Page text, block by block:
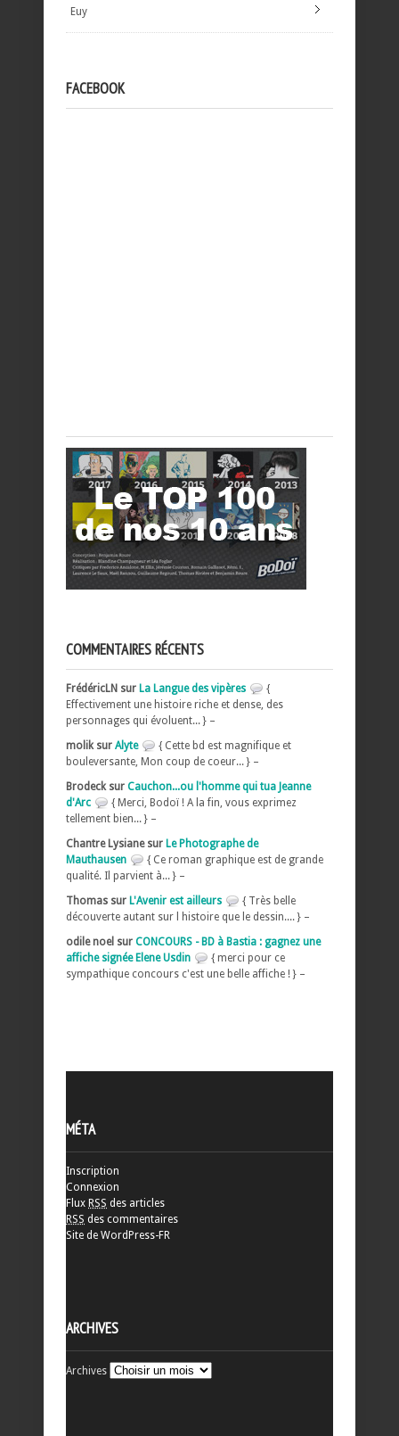
Euy
FACEBOOK
COMMENTAIRES RÉCENTS
FrédéricLN sur La Langue des vipères
{
Effectivement une histoire riche et dense, des
personnages qui évoluent... } –
molik sur Alyte
{ Cette bd est magnifique et
bouleversante, Mon coup de coeur... } –
Brodeck sur Cauchon...ou l'homme qui tua Jeanne
d'Arc
{ Merci, Bodoï ! A la fin, vous exprimez
tellement bien... } –
Chantre Lysiane sur Le Photographe de
Mauthausen
{ Ce roman graphique est de grande
qualité. Il parvient à... } –
Thomas sur L'Avenir est ailleurs
{ Très belle
découverte autant sur l histoire que le dessin.... } –
odile noel sur CONCOURS - BD à Bastia : gagnez une
affiche signée Elene Usdin
{ merci pour ce
sympathique concours c'est une belle affiche ! } –
MÉTA
Inscription
Connexion
Flux RSS des articles
RSS des commentaires
Site de WordPress-FR
ARCHIVES
Archives